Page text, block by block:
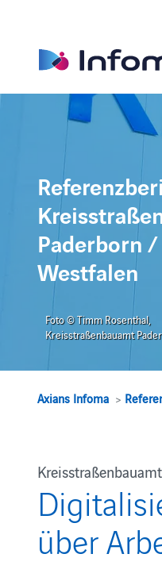
Paderborn
Westfalen
Foto © Timm Rosenthal,
Kreisstraßenbauamt
Axians Infoma >
über